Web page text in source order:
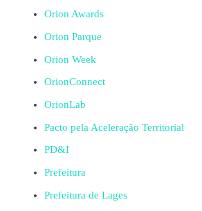
Orion Awards
Orion Parque
Orion Week
OrionConnect
OrionLab
Pacto pela Aceleração Territorial
PD&I
Prefeitura
Prefeitura de Lages